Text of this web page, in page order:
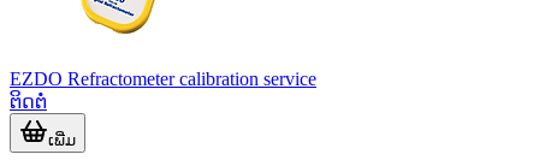
EZDO Refractometer calibration service
ຕິດຕໍ່
ເພີ່ມ